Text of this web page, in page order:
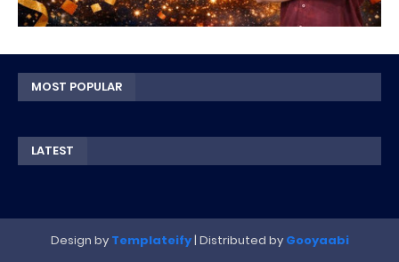
MOST POPULAR
LATEST
Design by Templateify| Distributed by Gooyaabi